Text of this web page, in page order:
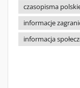
czasopisma
informacje
informacja